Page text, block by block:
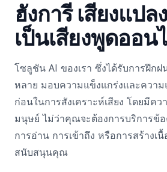
ฮังการี เสียงแป
เป็นเสียงพูดออน
โซลูชัน AI ของเรา ซึ่งได้รับการฝึก
หลาย มอบความแข็งแกร่งและควา
ก่อนในการสังเคราะห์เสียง โดยมีคว
มนุษย์ ไม่ว่าคุณจะต้องการบริการข้อ
การอ่าน การเข้าถึง หรือการสร้างเ
สนับสนุนคุณ